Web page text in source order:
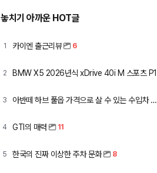
놓치기 아까운 HOT글
1 카이엔 출근리뷰 6
2 BMW X5 2026년식 xDrive 40i M 스포츠 P1
3 아반떼 하브 풀옵 가격으로 살 수 있는 수입차 모아봤습니다 (중고 포함)
4 GTI의 매력 11
5 한국의 진짜 이상한 주차 문화 8